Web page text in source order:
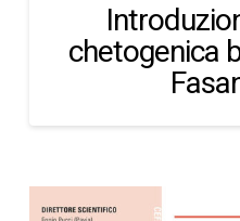
chetogenica